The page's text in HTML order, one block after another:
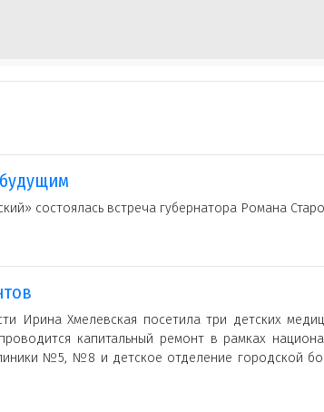
состоялась встреча губернатора Романа
Ирина Хмелевская посетила три детских
капитальный ремонт в рамках
№5, №8 и детское отделение городской